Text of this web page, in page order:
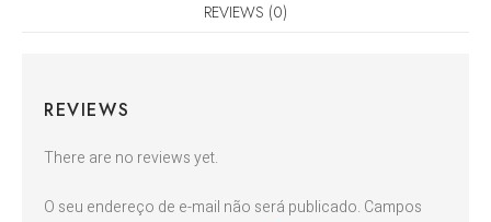
REVIEWS (0)
REVIEWS
There are no reviews yet.
O seu endereço de e-mail não será publicado. Campos